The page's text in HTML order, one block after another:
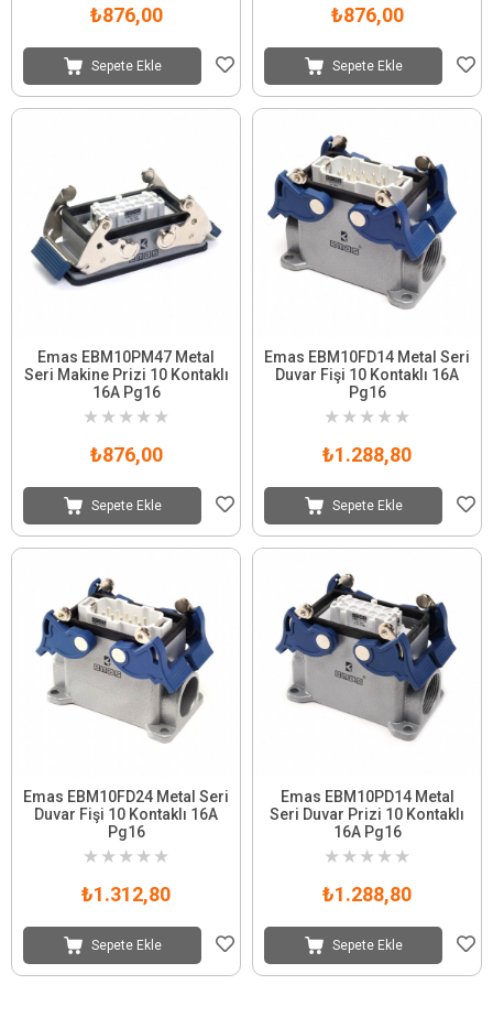
₺876,00
Sepete Ekle
₺876,00
Sepete Ekle
Emas EBM10PM47 Metal
Seri Makine Prizi 10 Kontaklı
16A Pg16
★ ★ ★ ★ ★
₺876,00
Sepete Ekle
Emas EBM10FD14 Metal Seri
Duvar Fişi 10 Kontaklı 16A
Pg16
★ ★ ★ ★ ★
₺1.288,80
Sepete Ekle
Emas EBM10FD24 Metal Seri
Duvar Fişi 10 Kontaklı 16A
Pg16
★ ★ ★ ★ ★
₺1.312,80
Sepete Ekle
Emas EBM10PD14 Metal
Seri Duvar Prizi 10 Kontaklı
16A Pg16
★ ★ ★ ★ ★
₺1.288,80
Sepete Ekle